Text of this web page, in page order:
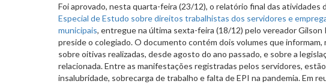
Foi aprovado, nesta quarta-feira (23/12), o relatório final das atividades
Especial de Estudo sobre direitos trabalhistas dos servidores e
municipais, entregue na última sexta-feira (18/12) pelo vereador Gilson
preside o colegiado. O documento contém dois volumes que
sobre oitivas realizadas, desde agosto do ano passado, e sobre a
relacionada. Entre as manifestações registradas pelos servidores,
insalubridade, sobrecarga de trabalho e falta de EPI na pandemia. Em